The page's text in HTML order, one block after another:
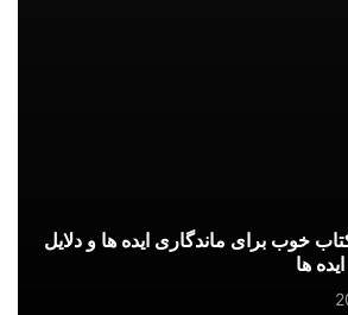
خوب برای ماندگاری ایده ها و دلایل
ها